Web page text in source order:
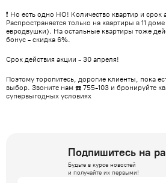
❗️ Но есть одно НО! Количество квартир и срок
Распространяется только на квартиры в 11
евродвушки). На остальные квартиры тоже
бонус - скидка 6%.
Срок действия акции - 30 апреля!
Поэтому торопитесь, дорогие клиенты, пока
выбор. Звоните нам ☎️ 755-103 и бронируйте
супервыгодных условиях
Подпишитесь на
Будьте в курсе новостей
и получайте их первыми!